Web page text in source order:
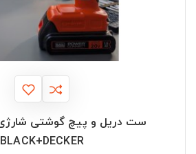
BLACK+DECKER